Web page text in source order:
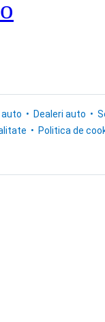
auto Dealeri auto
Politica de